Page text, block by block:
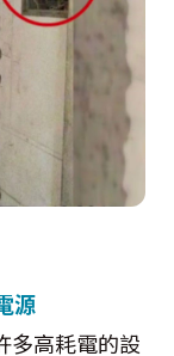
源
多高耗電的設